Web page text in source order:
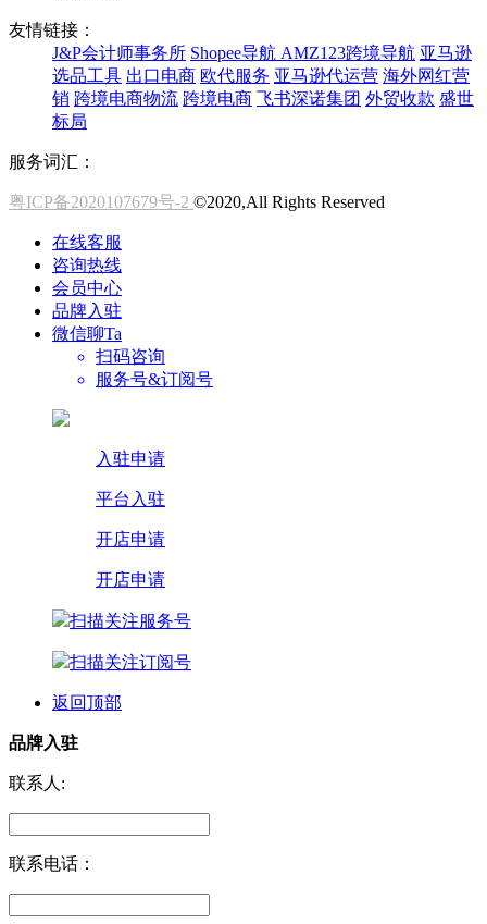
友情链接：
J&P会计师事务所 Shopee导航 AMZ123跨境导航 亚马逊
选品工具 出口电商 欧代服务 亚马逊代运营 海外网红营
销 跨境电商物流 跨境电商 飞书深诺集团 外贸收款 盛世
标局
服务词汇：
粤ICP备2020107679号-2 ©2020,All Rights Reserved
在线客服
咨询热线
会员中心
品牌入驻
微信聊Ta
扫码咨询
服务号&订阅号
入驻申请
平台入驻
开店申请
开店申请
扫描关注服务号
扫描关注订阅号
返回顶部
品牌入驻
联系人:
联系电话：